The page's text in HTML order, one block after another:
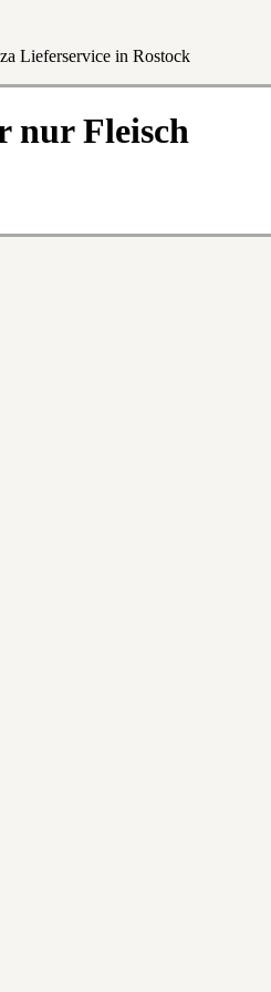
Lieferservice in Rostock
nur Fleisch